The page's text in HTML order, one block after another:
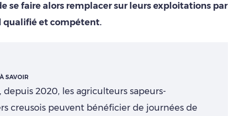
se faire alors remplacer sur leurs exploitations par
qualifié et compétent.
SAVOIR
depuis 2020, les agriculteurs sapeurs-
creusois peuvent bénéficier de journées de